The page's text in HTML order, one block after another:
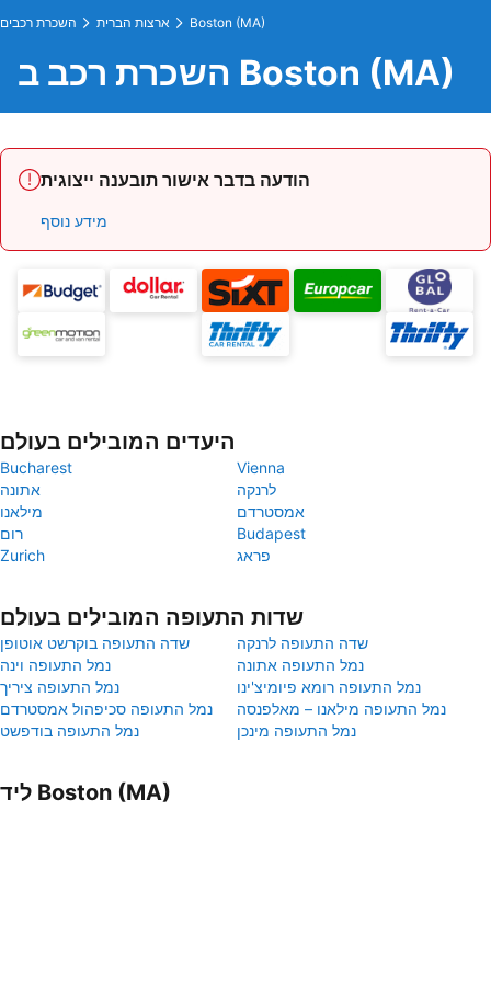
השכרת רכבים ארצות הברית Boston (MA)
השכרת רכב ב Boston (MA)
הודעה בדבר אישור תובענה ייצוגית
מידע נוסף
היעדים המובילים בעולם
Bucharest
Vienna
אתונה
לרנקה
מילאנו
אמסטרדם
רום
Budapest
Zurich
פראג
שדות התעופה המובילים בעולם
שדה התעופה בוקרשט אוטופן
שדה התעופה לרנקה
נמל התעופה וינה
נמל התעופה אתונה
נמל התעופה ציריך
נמל התעופה רומא פיומיצ'ינו
נמל התעופה סכיפהול אמסטרדם
נמל התעופה מילאנו – מאלפנסה
נמל התעופה בודפשט
נמל התעופה מינכן
ליד Boston (MA)